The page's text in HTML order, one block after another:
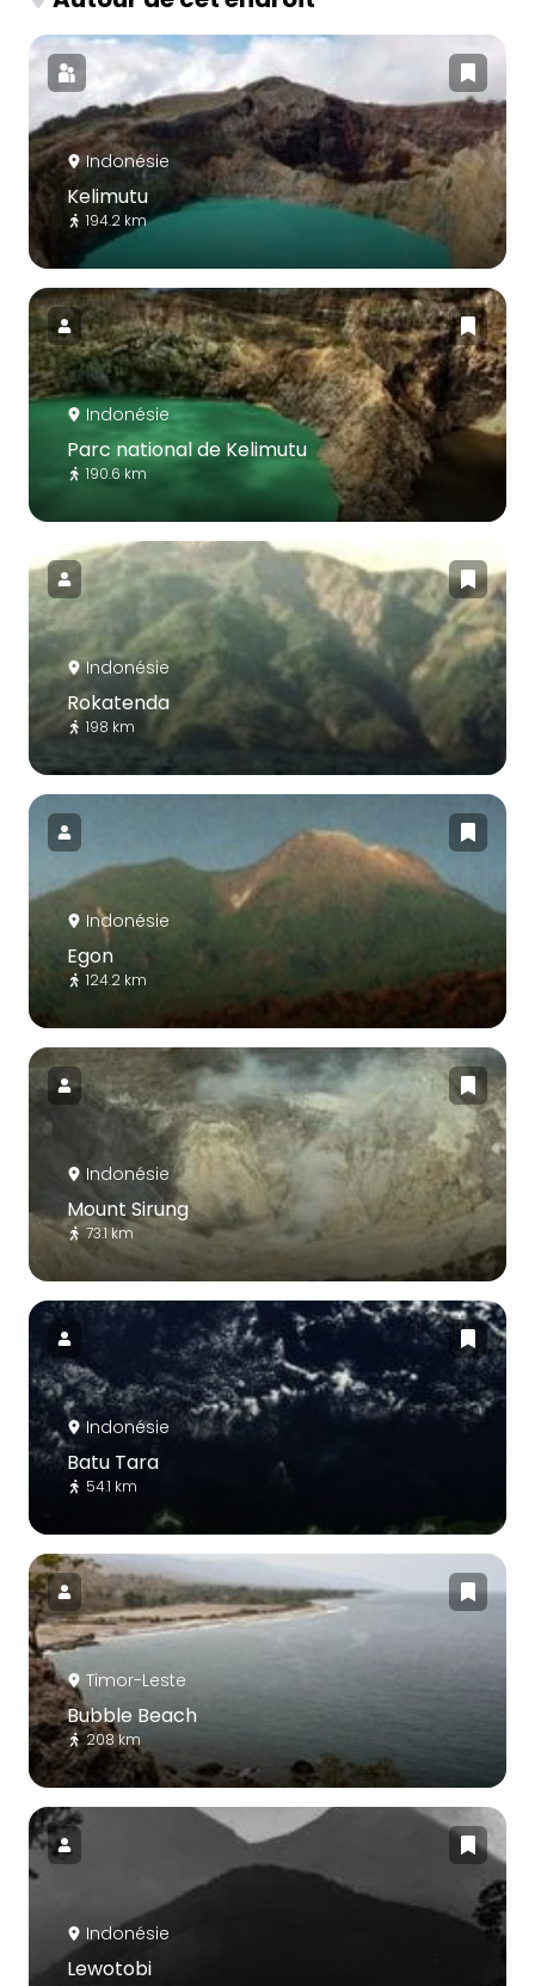
Indonésie
Kelimutu
194.2 km
Indonésie
Parc national de Kelimutu
190.6 km
Indonésie
Rokatenda
198 km
Indonésie
Egon
124.2 km
Indonésie
Mount Sirung
73.1 km
Indonésie
Batu Tara
54.1 km
Timor-Leste
Bubble Beach
208 km
Indonésie
Lewotobi